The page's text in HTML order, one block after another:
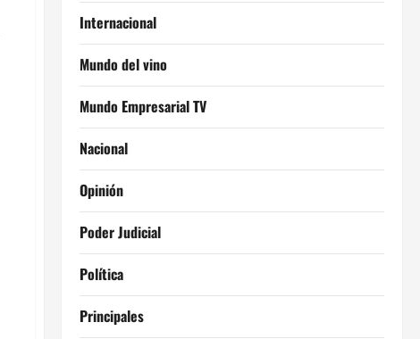
Internacional
Mundo del vino
Mundo Empresarial TV
Nacional
Opinión
Poder Judicial
Política
Principales